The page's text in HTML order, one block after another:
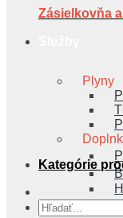
Plyny
Zásielkovňa
Kategórie
Hľadať: